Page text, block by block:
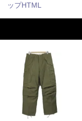
ップHTML